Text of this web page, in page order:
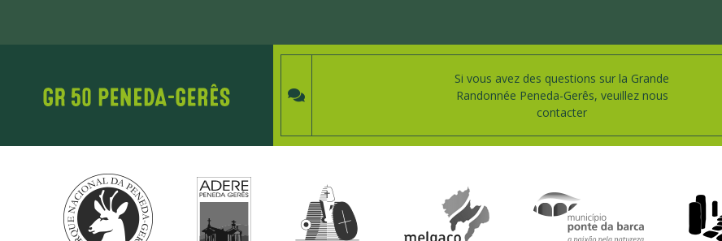
Si vous avez des questions sur la Grande
Randonnée Peneda-Gerês, veuillez nous
contacter